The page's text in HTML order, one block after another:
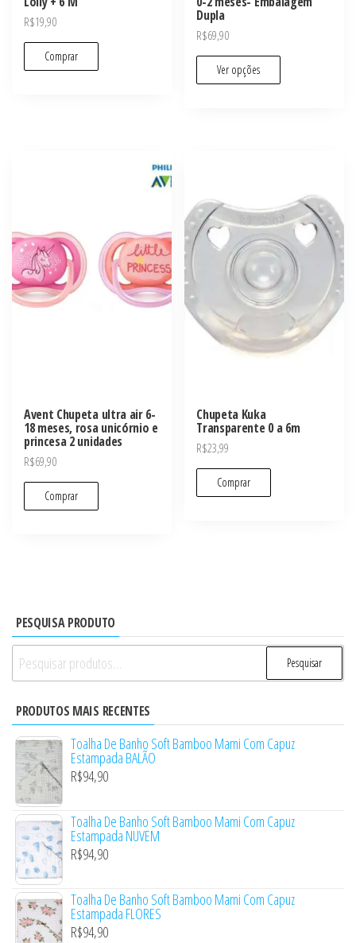
R$19,90
Comprar
Dupla
R$69,90
Ver opções
Avent Chupeta ultra air 6-
18 meses, rosa unicórnio e
princesa 2 unidades
R$69,90
Comprar
Chupeta Kuka
Transparente 0 a 6m
R$23,99
Comprar
PESQUISA PRODUTO
Pesquisar
por:
Pesquisar
PRODUTOS MAIS RECENTES
Toalha De Banho Soft Bamboo Mami Com Capuz
Estampada BALÃO
R$94,90
Toalha De Banho Soft Bamboo Mami Com Capuz
Estampada NUVEM
R$94,90
Toalha De Banho Soft Bamboo Mami Com Capuz
Estampada FLORES
R$94,90